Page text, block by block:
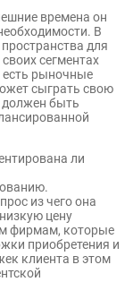
времена он
В
для
сегментах
есть рыночные
сыграть свою
должен быть
ли
из чего она
цену
фирмам, которые
приобретения и
клиента в этом